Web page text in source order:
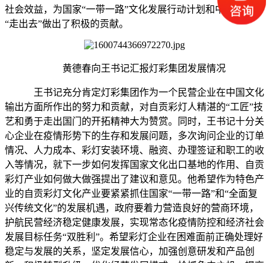
社会效益，为国家“一带一路”文化发展行动计划和中国文化
“走出去”做出了积极的贡献。
黄德春向王书记汇报灯彩集团发展情况
王书记充分肯定灯彩集团作为一个民营企业在中国文化
输出方面所作出的努力和贡献，对自贡彩灯人精湛的“工匠”技
艺和勇于走出国门的开拓精神大为赞赏。同时，王书记十分关
心企业在疫情形势下的生存和发展问题，多次询问企业的订单
情况、人力成本、彩灯安装环境、融资、办理签证和职工的收
入等情况，就下一步如何发挥国家文化出口基地的作用、自贡
彩灯产业如何做大做强提出了建议和意见。他希望作为特色产
业的自贡彩灯文化产业要紧紧抓住国家“一带一路”和“全面复
兴传统文化”的发展机遇，政府要着力营造良好的营商环境，
护航民营经济稳定健康发展，实现常态化疫情防控和经济社会
发展目标任务“双胜利”。希望彩灯企业在困难面前正确处理好
稳定与发展的关系，坚定发展信心，加强创意研发和产品创